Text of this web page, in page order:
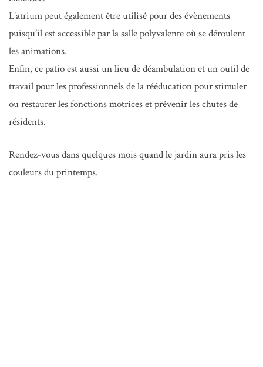
L’atrium peut également être utilisé pour des évènements
puisqu’il est accessible par la salle polyvalente où se déroulent
les animations.
Enfin, ce patio est aussi un lieu de déambulation et un outil de
travail pour les professionnels de la rééducation pour stimuler
ou restaurer les fonctions motrices et prévenir les chutes de
résidents.
Rendez-vous dans quelques mois quand le jardin aura pris les
couleurs du printemps.